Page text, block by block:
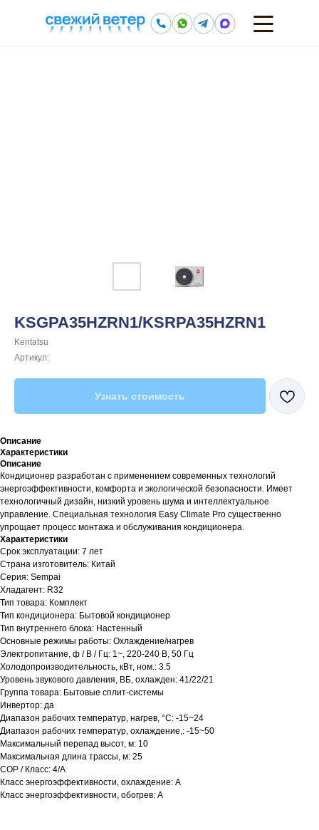
KSGPA35HZRN1/KSRPA35HZRN1
Kentatsu
Артикул:
Узнать стоимость
Описание
Характеристики
Описание
Кондиционер разработан с применением современных технологий
энергоэффективности, комфорта и экологической безопасности. Имеет
технологичный дизайн, низкий уровень шума и интеллектуальное
управление. Специальная технология Easy Climate Pro существенно
упрощает процесс монтажа и обслуживания кондиционера.
Характеристики
Срок эксплуатации: 7 лет
Страна изготовитель: Китай
Серия: Sempai
Хладагент: R32
Тип товара: Комплект
Тип кондиционера: Бытовой кондиционер
Тип внутреннего блока: Настенный
Основные режимы работы: Охлаждение/нагрев
Электропитание, ф / В / Гц: 1~, 220-240 В, 50 Гц
Холодопроизводительность, кВт, ном.: 3.5
Уровень звукового давления, ВБ, охлажден: 41/22/21
Группа товара: Бытовые сплит-системы
Инвертор: да
Диапазон рабочих температур, нагрев, °C: -15~24
Диапазон рабочих температур, охлаждение,: -15~50
Максимальный перепад высот, м: 10
Максимальная длина трассы, м: 25
COP / Класс: 4/A
Класс энергоэффективности, охлаждение: A
Класс энергоэффективности, обогрев: A